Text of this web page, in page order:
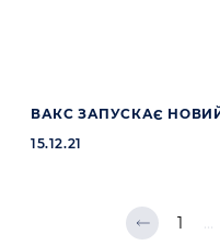
ВАКС ЗАПУСКАЄ
15.12.21
1 …